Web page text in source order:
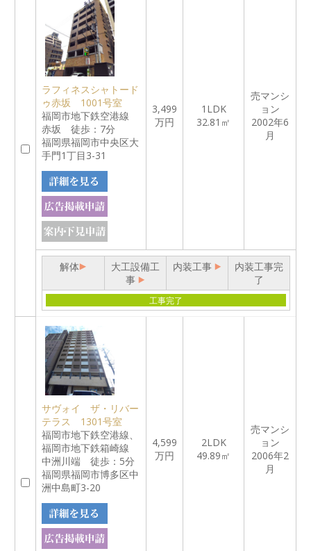
ラフィネスシャトード
ゥ赤坂 1001号室
福岡市地下鉄空港線
赤坂 徒歩：7分
福岡県福岡市中央区大
手門1丁目3-31
3,499
万円
1LDK
32.81㎡
売マンシ
ョン
2002年6
月
解体
大工設備工
事
内装工事
内装工事完
了
工事完了
サヴォイ ザ・リバー
テラス 1301号室
福岡市地下鉄空港線、
福岡市地下鉄箱崎線
中洲川端 徒歩：5分
福岡県福岡市博多区中
洲中島町3-20
4,599
万円
2LDK
49.89㎡
売マンシ
ョン
2006年2
月